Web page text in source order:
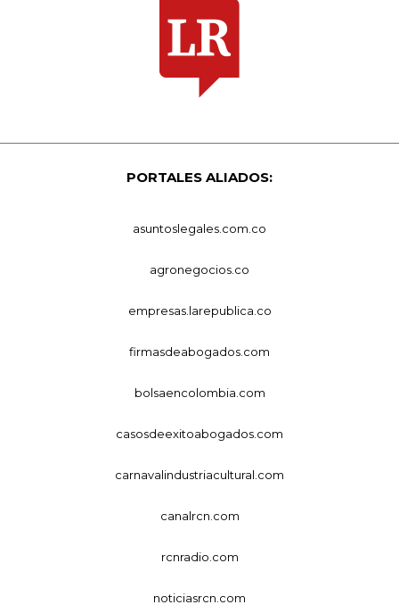
PORTALES ALIADOS:
asuntoslegales.com.co
agronegocios.co
empresas.larepublica.co
firmasdeabogados.com
bolsaencolombia.com
casosdeexitoabogados.com
carnavalindustriacultural.com
canalrcn.com
rcnradio.com
noticiasrcn.com